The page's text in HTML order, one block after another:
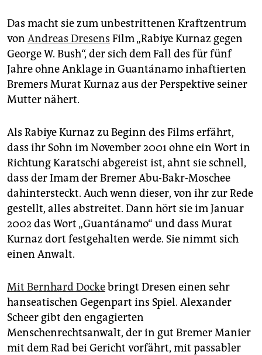
Das macht sie zum unbestrittenen Kraftzentrum
von Andreas Dresens Film „Rabiye Kurnaz gegen
George W. Bush“, der sich dem Fall des für fünf
Jahre ohne Anklage in Guantánamo inhaftierten
Bremers Murat Kurnaz aus der Perspektive seiner
Mutter nähert.
Als Rabiye Kurnaz zu Beginn des Films erfährt,
dass ihr Sohn im November 2001 ohne ein Wort in
Richtung Karatschi abgereist ist, ahnt sie schnell,
dass der Imam der Bremer Abu-Bakr-Moschee
dahintersteckt. Auch wenn dieser, von ihr zur Rede
gestellt, alles abstreitet. Dann hört sie im Januar
2002 das Wort „Guantánamo“ und dass Murat
Kurnaz dort festgehalten werde. Sie nimmt sich
einen Anwalt.
Mit Bernhard Dockebringt Dresen einen sehr
hanseatischen Gegenpart ins Spiel. Alexander
Scheer gibt den engagierten
Menschenrechtsanwalt, der in gut Bremer Manier
mit dem Rad bei Gericht vorfährt, mit passabler